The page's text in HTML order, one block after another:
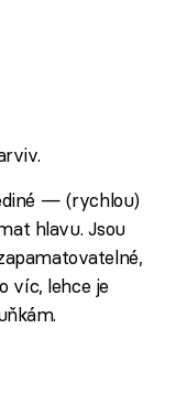
— (rychlou)
hlavu. Jsou
víc, lehce je